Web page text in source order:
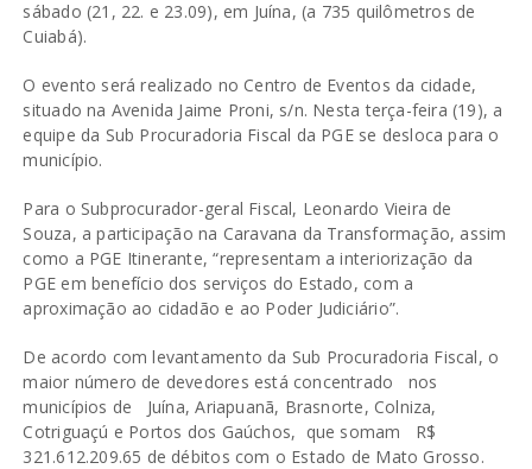
sábado (21, 22. e 23.09), em Juína, (a 735 quilômetros de
Cuiabá).
O evento será realizado no Centro de Eventos da cidade,
situado na Avenida Jaime Proni, s/n. Nesta terça-feira (19), a
equipe da Sub Procuradoria Fiscal da PGE se desloca para o
município.
Para o Subprocurador-geral Fiscal, Leonardo Vieira de
Souza, a participação na Caravana da Transformação, assim
como a PGE Itinerante, “representam a interiorização da
PGE em benefício dos serviços do Estado, com a
aproximação ao cidadão e ao Poder Judiciário”.
De acordo com levantamento da Sub Procuradoria Fiscal, o
maior número de devedores está concentrado nos
municípios de Juína, Ariapuanã, Brasnorte, Colniza,
Cotriguaçú e Portos dos Gaúchos, que somam R$
321.612.209.65 de débitos com o Estado de Mato Grosso.